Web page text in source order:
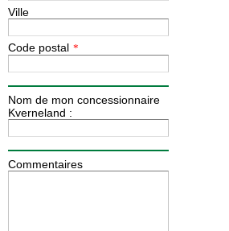
Ville
Code postal *
Nom de mon concessionnaire
Kverneland :
Commentaires